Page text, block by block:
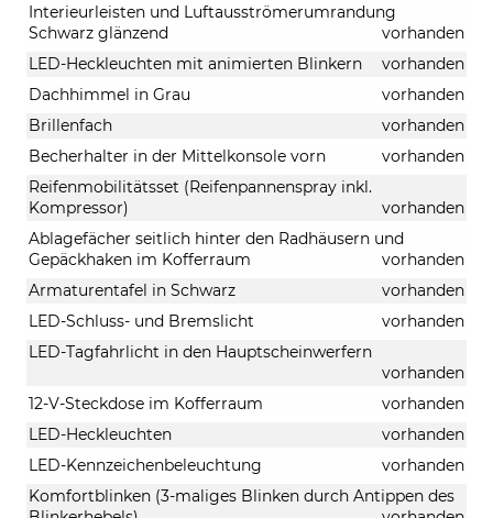
Interieurleisten und Luftausströmerumrandung
Schwarz glänzend
vorhanden
LED-Heckleuchten mit animierten Blinkern
vorhanden
Dachhimmel in Grau
vorhanden
Brillenfach
vorhanden
Becherhalter in der Mittelkonsole vorn
vorhanden
Reifenmobilitätsset (Reifenpannenspray inkl.
Kompressor)
vorhanden
Ablagefächer seitlich hinter den Radhäusern und
Gepäckhaken im Kofferraum
vorhanden
Armaturentafel in Schwarz
vorhanden
LED-Schluss- und Bremslicht
vorhanden
LED-Tagfahrlicht in den Hauptscheinwerfern
vorhanden
12-V-Steckdose im Kofferraum
vorhanden
LED-Heckleuchten
vorhanden
LED-Kennzeichenbeleuchtung
vorhanden
Komfortblinken (3-maliges Blinken durch Antippen des